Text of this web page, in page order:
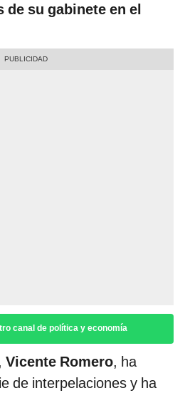
su gabinete en el
canal de política y economía
Vicente Romero, ha
de interpelaciones y ha